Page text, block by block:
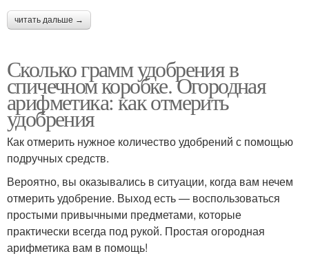
читать дальше →
Сколько грамм удобрения в
спичечном коробке. Огородная
арифметика: как отмерить
удобрения
Как отмерить нужное количество удобрений с помощью
подручных средств.
Вероятно, вы оказывались в ситуации, когда вам нечем
отмерить удобрение. Выход есть — воспользоваться
простыми привычными предметами, которые
практически всегда под рукой. Простая огородная
арифметика вам в помощь!